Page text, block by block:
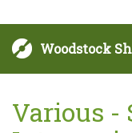
Woodstock
Various -